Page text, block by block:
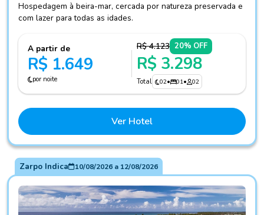
Hospedagem à beira-mar, cercada por natureza preservada e
com lazer para todas as idades.
A partir de
R$ 1.649
por noite
R$ 4.123 20% OFF
R$ 3.298
Total 02• 01• 02
Ver Hotel
Zarpo Indica 10/08/2026a 12/08/2026